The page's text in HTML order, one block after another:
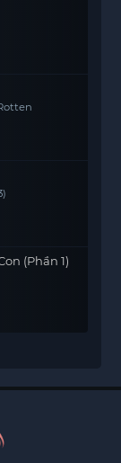
(Phần 1)